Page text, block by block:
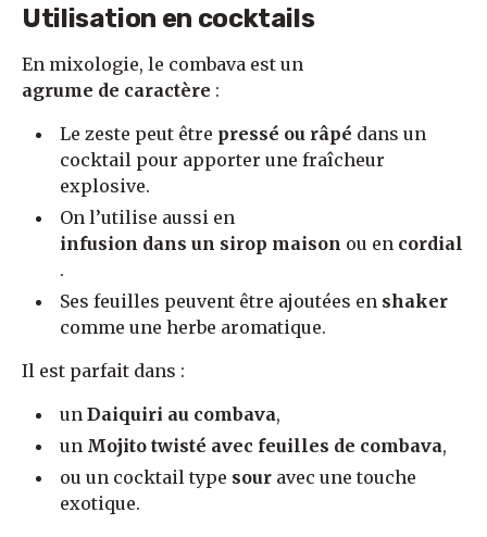
Utilisation en cocktails
En mixologie, le combava est un
agrume de caractère :
Le zeste peut être pressé ou râpé dans un
cocktail pour apporter une fraîcheur
explosive.
On l’utilise aussi en
infusion dans un sirop maison ou en cordial
.
Ses feuilles peuvent être ajoutées en shaker
comme une herbe aromatique.
Il est parfait dans :
un Daiquiri au combava,
un Mojito twisté avec feuilles de combava,
ou un cocktail type sour avec une touche
exotique.